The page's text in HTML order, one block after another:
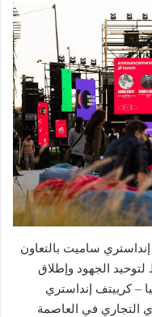
ساميت بالتعاون
الجهود وإطلاق
– كرييتف إنداستري
التجاري في العاصمة